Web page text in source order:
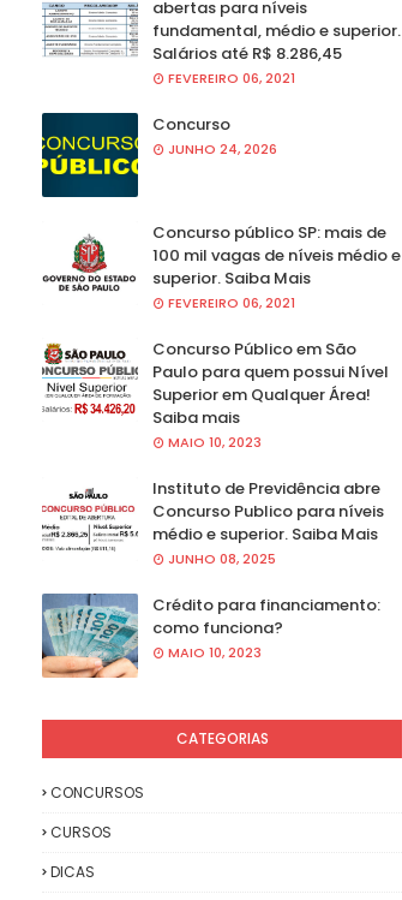
abertas para níveis
fundamental, médio e superior.
Salários até R$ 8.286,45
FEVEREIRO 06, 2021
Concurso
JUNHO 24, 2026
Concurso público SP: mais de
100 mil vagas de níveis médio e
superior. Saiba Mais
FEVEREIRO 06, 2021
Concurso Público em São
Paulo para quem possui Nível
Superior em Qualquer Área!
Saiba mais
MAIO 10, 2023
Instituto de Previdência abre
Concurso Publico para níveis
médio e superior. Saiba Mais
JUNHO 08, 2025
Crédito para financiamento:
como funciona?
MAIO 10, 2023
CATEGORIAS
CONCURSOS
CURSOS
DICAS